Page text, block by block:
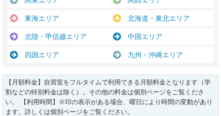
東海エリア 北海道・東北エリア
北陸・甲信越エリア 中国エリア
四国エリア 九州・沖縄エリア
【月額料金】自習室をフルタイムで利用できる月額料金となります（学
割などの特別料金は除く）。その他の料金は個別ページをご覧くださ
い。 【利用時間】※印の表示がある場合、曜日により時間の変動があり
ます。詳しくは個別ページをご覧ください。